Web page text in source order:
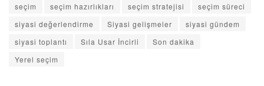
seçim
seçim hazırlıkları seçim stratejisi
seçim süreci
siyasi değerlendirme
Siyasi gelişmeler
siyasi gündem
siyasi toplantı
Sıla Usar İncirli
Son dakika
Yerel seçim